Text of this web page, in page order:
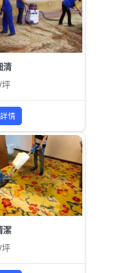
清
/坪
情
潔
/坪